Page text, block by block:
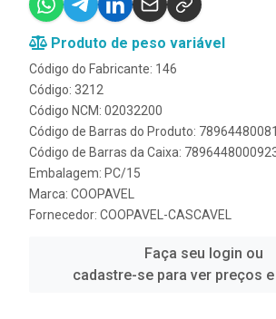
Produto de peso variável
Código do Fabricante: 146
Código: 3212
Código NCM: 02032200
Código de Barras do Produto:
Código de Barras da Caixa:
Embalagem: PC/15
Marca: COOPAVEL
Fornecedor: COOPAVEL-CASCAVEL
Faça seu login ou
cadastre-se para ver preços